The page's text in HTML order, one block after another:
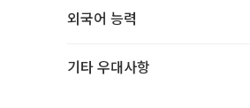
외국어 능력
기타 우대사항